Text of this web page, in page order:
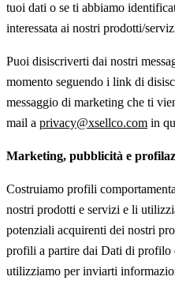
tuoi dati o se ti abbiamo
interessata ai nostri prodotti/
Puoi disiscriverti dai nostri
momento seguendo i link di
messaggio di marketing che ti
mail a privacy@xsellco.com in
Marketing, pubblicità e
Costruiamo profili
nostri prodotti e servizi e li
potenziali acquirenti dei nostri
profili a partire dai Dati di profilo
utilizziamo per inviarti